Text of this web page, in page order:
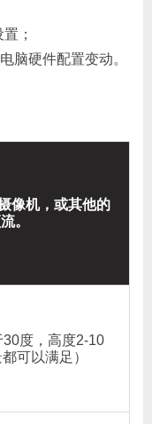
；
脑硬件配置变动。
像机，或其他的
。
度，高度2-10
可以满足）